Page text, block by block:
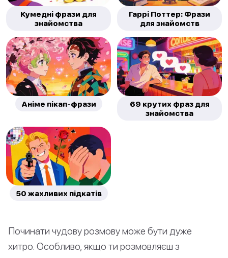
Кумедні фрази для
знайомства
Гаррі Поттер: Фрази
для знайомств
Аніме пікап-фрази
69 крутих фраз для
знайомства
50 жахливих підкатів
Починати чудову розмову може бути дуже
хитро. Особливо, якщо ти розмовляєш з